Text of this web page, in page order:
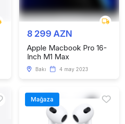
8 299 AZN
Apple Macbook Pro 16-
Inch M1 Max
Bakı 4 may 2023
Mağaza